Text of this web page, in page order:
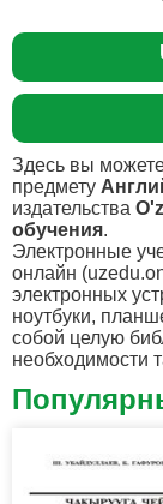
Здесь вы
предмету
издательства
обучения.
Электронные
онлайн
электронных
ноутбуки,
собой целую
необходимости